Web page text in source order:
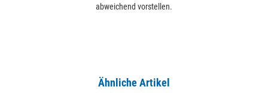
abweichend vorstellen.
Ähnliche Artikel